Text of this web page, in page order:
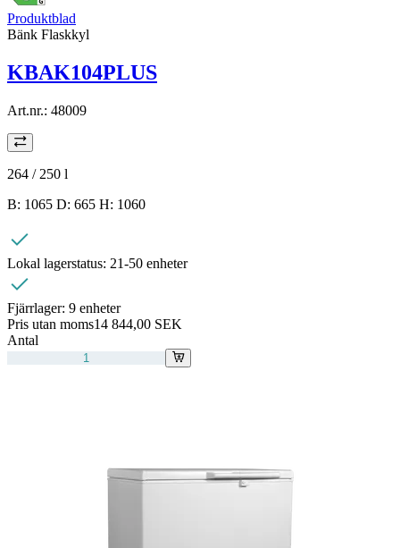
Produktblad
Bänk Flaskkyl
KBAK104PLUS
Art.nr.: 48009
264 / 250 l
B: 1065 D: 665 H: 1060
Lokal lagerstatus: 21-50 enheter
Fjärrlager: 9 enheter
Pris utan moms14 844,00 SEK
Antal